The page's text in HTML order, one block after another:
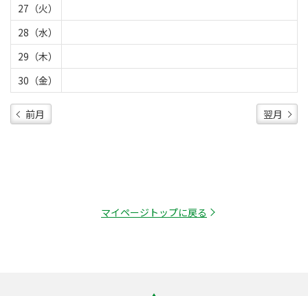
27（火）
28（水）
29（木）
30（金）
前月 翌月
マイページトップに戻る